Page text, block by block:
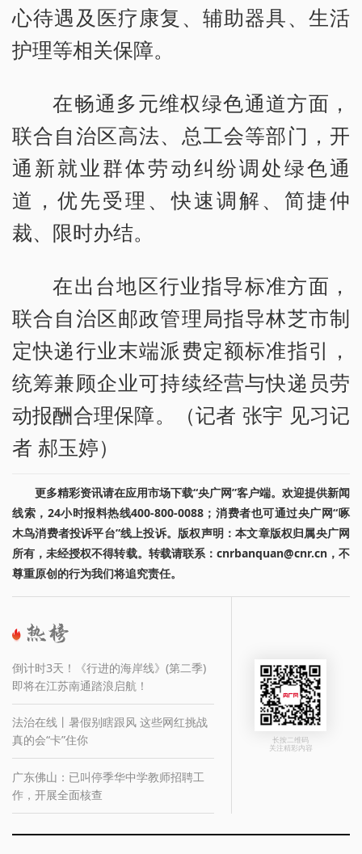
心待遇及医疗康复、辅助器具、生活
护理等相关保障。
在畅通多元维权绿色通道方面，
联合自治区高法、总工会等部门，开
通新就业群体劳动纠纷调处绿色通
道，优先受理、快速调解、简捷仲
裁、限时办结。
在出台地区行业指导标准方面，
联合自治区邮政管理局指导林芝市制
定快递行业末端派费定额标准指引，
统筹兼顾企业可持续经营与快递员劳
动报酬合理保障。（记者 张宇 见习记
者 郝玉婷）
更多精彩资讯请在应用市场下载“央广网”客户端。欢迎提供新闻
线索，24小时报料热线400-800-0088；消费者也可通过央广网“啄
木鸟消费者投诉平台”线上投诉。版权声明：本文章版权归属央广网
所有，未经授权不得转载。转载请联系：cnrbanquan@cnr.cn，不
尊重原创的行为我们将追究责任。
倒计时3天！《行进的海岸线》(第二季)
即将在江苏南通踏浪启航！
法治在线丨暑假别瞎跟风 这些网红挑战
真的会“卡”住你
广东佛山：已叫停季华中学教师招聘工
作，开展全面核查
长按二维码
关注精彩内容